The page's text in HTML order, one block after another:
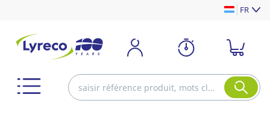
FR